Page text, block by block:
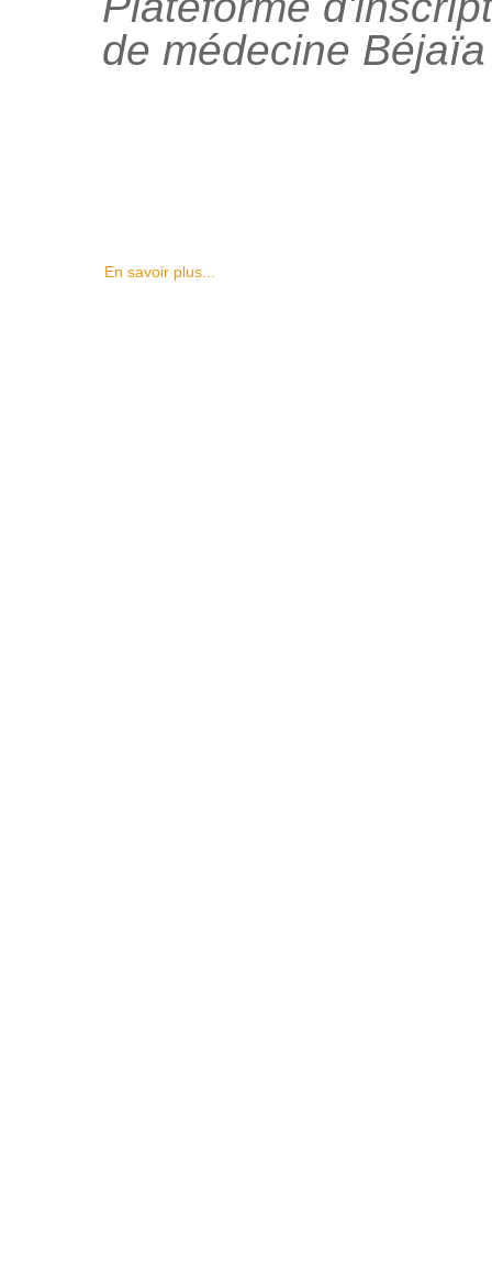
de médecine Béjaïa
En savoir plus...